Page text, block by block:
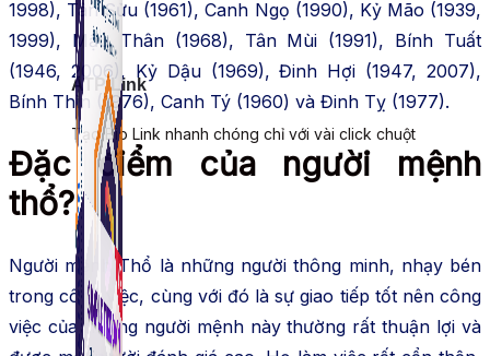
ATP Link
Tạo Bio Link nhanh chóng chỉ với vài click chuột
1998), Tân Sửu (1961), Canh Ngọ (1990), Kỷ Mão (1939,
1999), Mậu Thân (1968), Tân Mùi (1991), Bính Tuất
(1946, 2006), Kỷ Dậu (1969), Đinh Hợi (1947, 2007),
Bính Thìn (1976), Canh Tý (1960) và Đinh Tỵ (1977).
Đặc điểm của người mệnh
thổ?
Người mệnh Thổ là những người thông minh, nhạy bén
trong công việc, cùng với đó là sự giao tiếp tốt nên công
việc của những người mệnh này thường rất thuận lợi và